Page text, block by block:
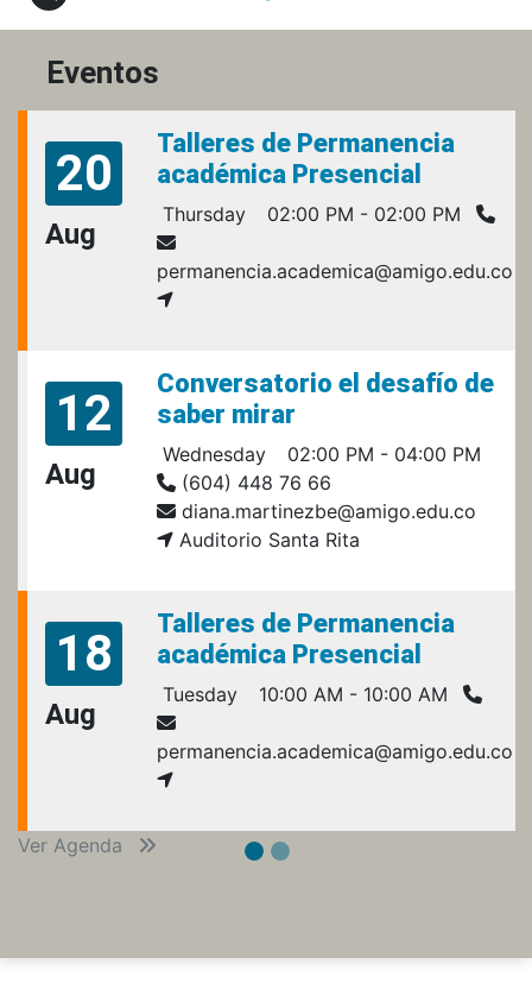
Eventos
20
Aug
Talleres de Permanencia
académica Presencial
Thursday 02:00 PM - 02:00 PM
permanencia.academica@amigo.edu.co
12
Aug
Conversatorio el desafío de
saber mirar
Wednesday
02:00 PM - 04:00 PM
(604) 448 76 66
diana.martinezbe@amigo.edu.co
Auditorio Santa Rita
18
Aug
Talleres de Permanencia
académica Presencial
Tuesday 10:00 AM - 10:00 AM
permanencia.academica@amigo.edu.co
Ver Agenda